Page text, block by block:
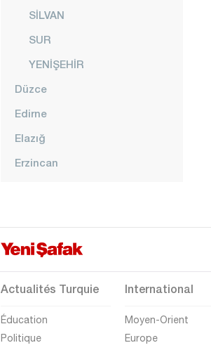
SİLVAN
SUR
YENİŞEHİR
Düzce
Edirne
Elazığ
Erzincan
Giresun
Gümüşhane
Hatay
Actualités Turquie
Éducation
Politique
International
Moyen-Orient
Europe